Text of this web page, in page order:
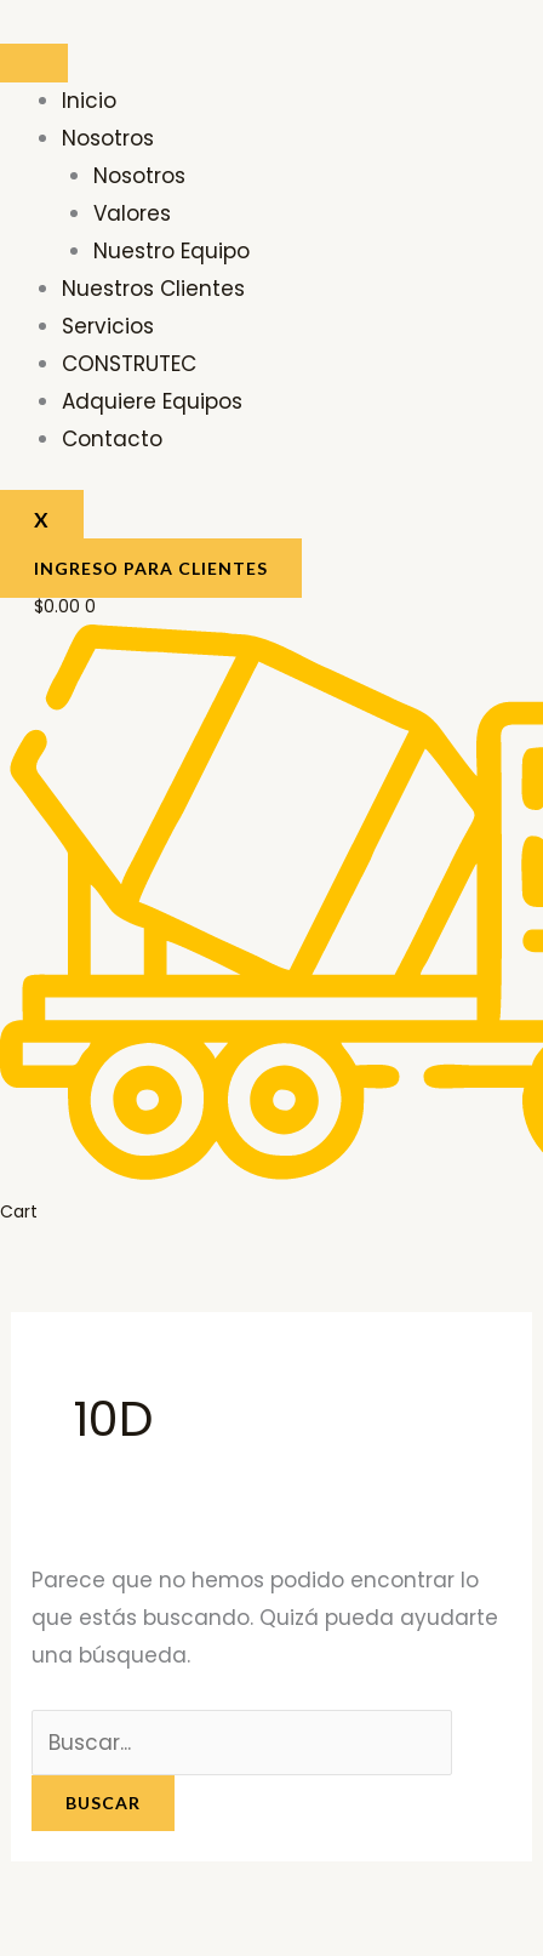
contenido
Inicio
Nosotros
Nosotros
Valores
Nuestro Equipo
Nuestros Clientes
Servicios
CONSTRUTEC
Adquiere Equipos
Contacto
X
INGRESO PARA CLIENTES
$0.00 0
Cart
10D
Parece que no hemos podido encontrar lo
que estás buscando. Quizá pueda ayudarte
una búsqueda.